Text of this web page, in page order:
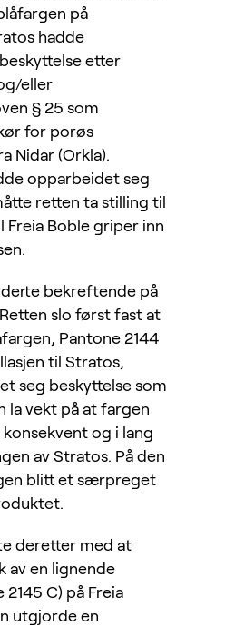
på
hadde
etter
eller
§ 25 som
for porøs
Nidar (Orkla).
opparbeidet seg
retten ta stilling til
Freia Boble griper inn
bekreftende på
slo først fast at
Pantone 2144
til Stratos,
seg beskyttelse som
la vekt på at fargen
og i lang
av Stratos. På den
blitt et særpreget
deretter med at
av en lignende
C) på Freia
utgjorde en